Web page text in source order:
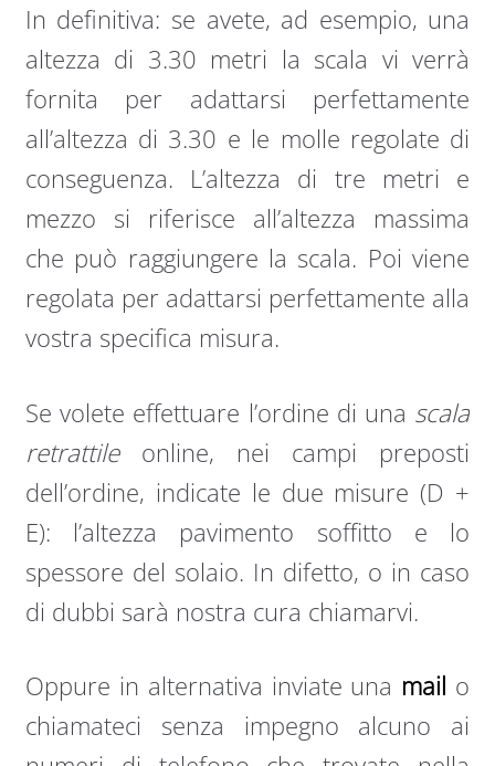
In definitiva: se avete, ad esempio, una
altezza di 3.30 metri la scala vi verrà
fornita per adattarsi perfettamente
all’altezza di 3.30 e le molle regolate di
conseguenza. L’altezza di tre metri e
mezzo si riferisce all’altezza massima
che può raggiungere la scala. Poi viene
regolata per adattarsi perfettamente alla
vostra specifica misura.
Se volete effettuare l’ordine di una scala
retrattileonline, nei campi preposti
dell’ordine, indicate le due misure (D +
E): l’altezza pavimento soffitto e lo
spessore del solaio. In difetto, o in caso
di dubbi sarà nostra cura chiamarvi.
Oppure in alternativa inviate una mail o
chiamateci senza impegno alcuno ai